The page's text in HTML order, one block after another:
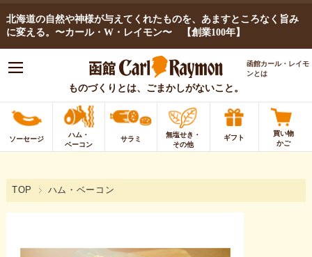
北海道の自然や神様が与えてくれたものを、あますところなく旨み
に変える。〜カール・W・レイモン〜 【創業100年】
ものづくりとは、ごまかしがないこと。
函館カール・レイモ
ンとは
ソーセージ
ハム・
ベーコン
サラミ
無塩せき・
その他
ギフト
買い物
かご
TOP ハム・ベーコン